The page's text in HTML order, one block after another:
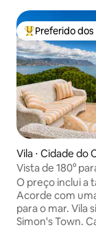
Entre os
Preferido
Vila ⋅ Cidade do
Vista de 180°
Praias • Pinguins
O preço inclui a
Acorde com
para o mar. Vila
Simon's Town.